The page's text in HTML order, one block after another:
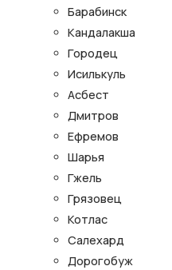
Барабинск
Кандалакша
Городец
Исилькуль
Асбест
Дмитров
Ефремов
Шарья
Гжель
Грязовец
Котлас
Салехард
Дорогобуж